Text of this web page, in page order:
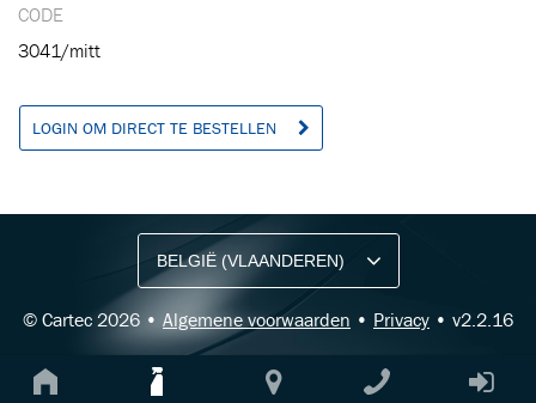
CODE
3041/mitt
LOGIN OM DIRECT TE BESTELLEN
© Cartec 2026 • Algemene voorwaarden • Privacy • v2.2.16
Ontvang vakgerelateerde tips,
aanbiedingen en productupdates van Cartec.